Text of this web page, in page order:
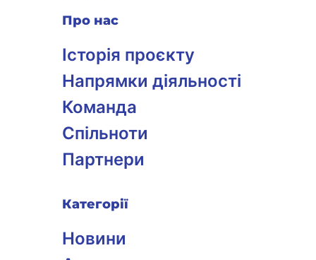
Про нас
Історія проєкту
Напрямки діяльності
Команда
Спільноти
Партнери
Категорії
Новини